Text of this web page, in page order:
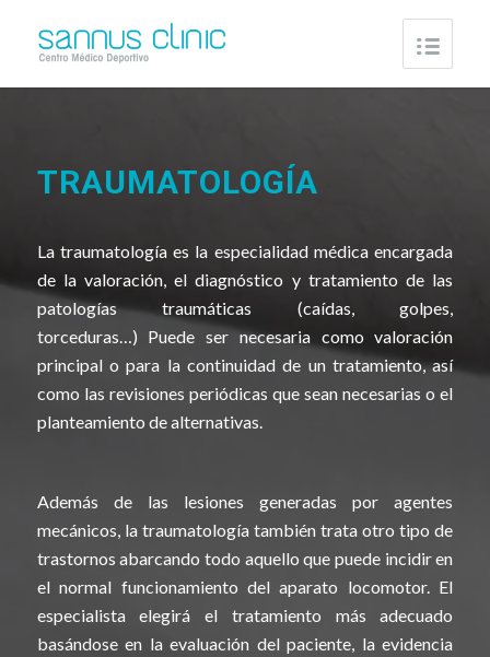
TRAUMATOLOGÍA
La traumatología es la especialidad médica encargada
de la valoración, el diagnóstico y tratamiento de las
patologías traumáticas (caídas, golpes,
torceduras…) Puede ser necesaria como valoración
principal o para la continuidad de un tratamiento, así
como las revisiones periódicas que sean necesarias o el
planteamiento de alternativas.
Además de las lesiones generadas por agentes
mecánicos, la traumatología también trata otro tipo de
trastornos abarcando todo aquello que puede incidir en
el normal funcionamiento del aparato locomotor. El
especialista elegirá el tratamiento más adecuado
basándose en la evaluación del paciente, la evidencia